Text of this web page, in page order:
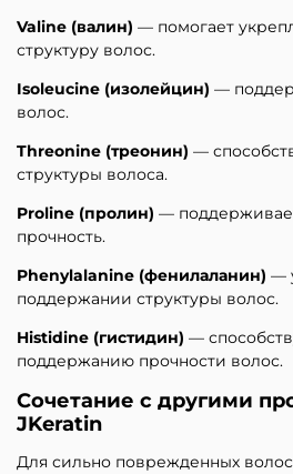
Valine (валин) — помогает
структуру волос.
Isoleucine (изолейцин) —
волос.
Threonine (треонин) —
структуры волоса.
Proline (пролин) —
прочность.
Phenylalanine (фенилаланин) —
поддержании структуры волос.
Histidine (гистидин) —
поддержанию прочности волос.
Сочетание с другими
JKeratin
Для сильно поврежденных